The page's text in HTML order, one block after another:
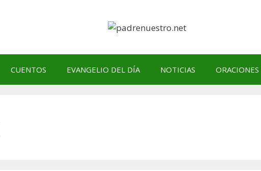
CUENTOS EVANGELIO DEL DÍA NOTICIAS ORACIONES